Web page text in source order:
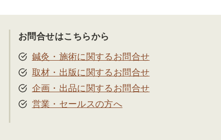
お問合せはこちらから
鍼灸・施術に関するお問合せ
取材・出版に関するお問合せ
企画・出品に関するお問合せ
営業・セールスの方へ